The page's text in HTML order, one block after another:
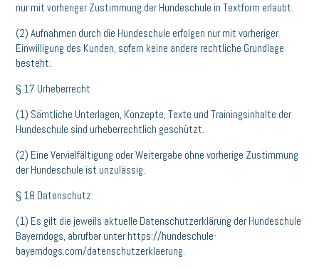
nur mit vorheriger Zustimmung der Hundeschule in Textform erlaubt.
(2) Aufnahmen durch die Hundeschule erfolgen nur mit vorheriger
Einwilligung des Kunden, sofern keine andere rechtliche Grundlage
besteht.
§ 17 Urheberrecht
(1) Sämtliche Unterlagen, Konzepte, Texte und Trainingsinhalte der
Hundeschule sind urheberrechtlich geschützt.
(2) Eine Vervielfältigung oder Weitergabe ohne vorherige Zustimmung
der Hundeschule ist unzulässig.
§ 18 Datenschutz
(1) Es gilt die jeweils aktuelle Datenschutzerklärung der Hundeschule
Bayerndogs, abrufbar unter https://hundeschule-
bayerndogs.com/datenschutzerklaerung.